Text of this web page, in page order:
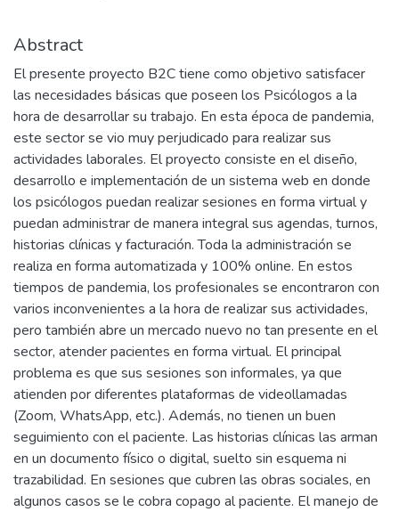
Abstract
El presente proyecto B2C tiene como objetivo satisfacer
las necesidades básicas que poseen los Psicólogos a la
hora de desarrollar su trabajo. En esta época de pandemia,
este sector se vio muy perjudicado para realizar sus
actividades laborales. El proyecto consiste en el diseño,
desarrollo e implementación de un sistema web en donde
los psicólogos puedan realizar sesiones en forma virtual y
puedan administrar de manera integral sus agendas, turnos,
historias clínicas y facturación. Toda la administración se
realiza en forma automatizada y 100% online. En estos
tiempos de pandemia, los profesionales se encontraron con
varios inconvenientes a la hora de realizar sus actividades,
pero también abre un mercado nuevo no tan presente en el
sector, atender pacientes en forma virtual. El principal
problema es que sus sesiones son informales, ya que
atienden por diferentes plataformas de videollamadas
(Zoom, WhatsApp, etc.). Además, no tienen un buen
seguimiento con el paciente. Las historias clínicas las arman
en un documento físico o digital, suelto sin esquema ni
trazabilidad. En sesiones que cubren las obras sociales, en
algunos casos se le cobra copago al paciente. El manejo de